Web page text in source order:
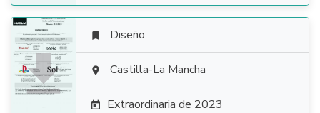

 Diseño
 Castilla-La Mancha
 Extraordinaria de 2023